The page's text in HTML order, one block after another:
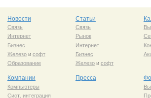
Новости
Связь
Интернет
Бизнес
Железоисофт
Образование
Статьи
Связь
Рынок
Интернет
Бизнес
Железоисофт
Компании
Компьютеры
Сист. интеграция
Пресса